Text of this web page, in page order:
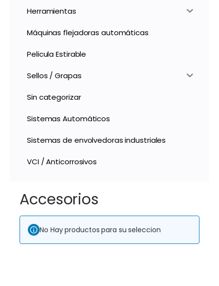
Herramientas
Máquinas flejadoras automáticas
Pelicula Estirable
Sellos / Grapas
Sin categorizar
Sistemas Automáticos
Sistemas de envolvedoras industriales
VCI / Anticorrosivos
Accesorios
No Hay productos para su seleccion